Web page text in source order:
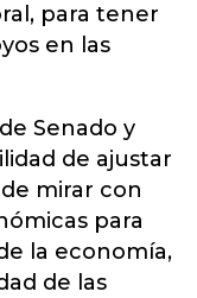
para tener
en las
Senado y
de ajustar
mirar con
para
la economía,
de las